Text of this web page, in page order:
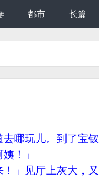
都市 长篇
哪玩儿。到了宝钗
！」
」见厅上灰大，